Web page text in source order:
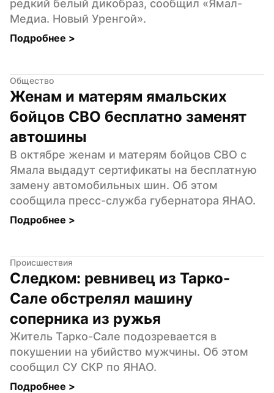
редкий белый дикобраз, сообщил «Ямал-
Медиа. Новый Уренгой».
Подробнее >
Общество
Женам и матерям ямальских
бойцов СВО бесплатно заменят
автошины
В октябре женам и матерям бойцов СВО с
Ямала выдадут сертификаты на бесплатную
замену автомобильных шин. Об этом
сообщила пресс-служба губернатора ЯНАО.
Подробнее >
Происшествия
Следком: ревнивец из Тарко-
Сале обстрелял машину
соперника из ружья
Житель Тарко-Сале подозревается в
покушении на убийство мужчины. Об этом
сообщил СУ СКР по ЯНАО.
Подробнее >